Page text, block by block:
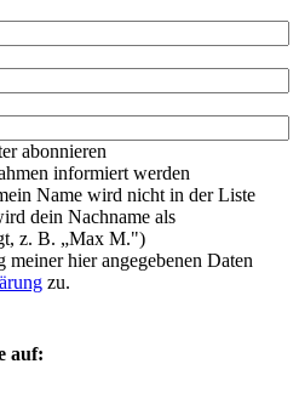
abonnieren
informiert werden
Name wird nicht in der Liste
dein Nachname als
z. B. „Max M.")
meiner hier angegebenen Daten
zu.
auf: